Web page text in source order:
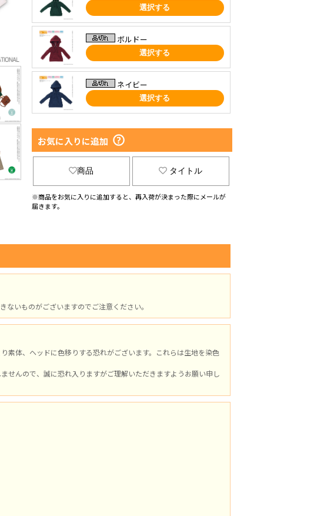
選択する
ボルドー
選択する
ネイビー
選択する
お気に入りに追加
商品 タイトル
※商品をお気に入りに追加すると、再入荷が決まった際にメールが
届きます。
いものがございますのでご注意ください。
素体、ヘッドに色移りする恐れがございます。これらは生地を染色
せんので、誠に恐れ入りますがご理解いただきますようお願い申し